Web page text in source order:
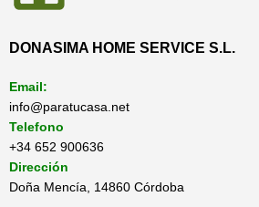
DONASIMA HOME SERVICE S.L.
Email:
info@paratucasa.net
Telefono
+34 652 900636
Dirección
Doña Mencía, 14860 Córdoba